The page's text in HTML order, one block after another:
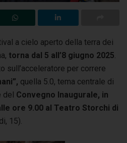
a cielo aperto della terra dei
torna dal 5 all’8 giugno 2025
sull’acceleratore per correre
quella 5.0, tema centrale di
del Convegno Inaugurale, in
ore 9.00 al Teatro Storchi di
15).